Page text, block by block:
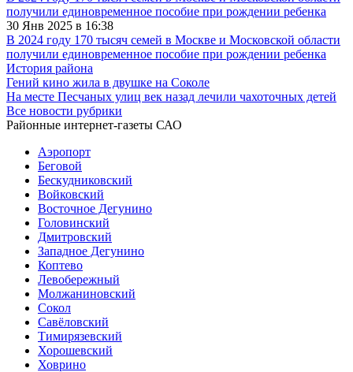
получили единовременное пособие при рождении ребенка
30 Янв 2025 в 16:38
В 2024 году 170 тысяч семей в Москве и Московской области
получили единовременное пособие при рождении ребенка
История района
Гений кино жила в двушке на Соколе
На месте Песчаных улиц век назад лечили чахоточных детей
Все новости рубрики
Районные интернет-газеты САО
Аэропорт
Беговой
Бескудниковский
Войковский
Восточное Дегунино
Головинский
Дмитровский
Западное Дегунино
Коптево
Левобережный
Молжаниновский
Сокол
Савёловский
Тимирязевский
Хорошевский
Ховрино